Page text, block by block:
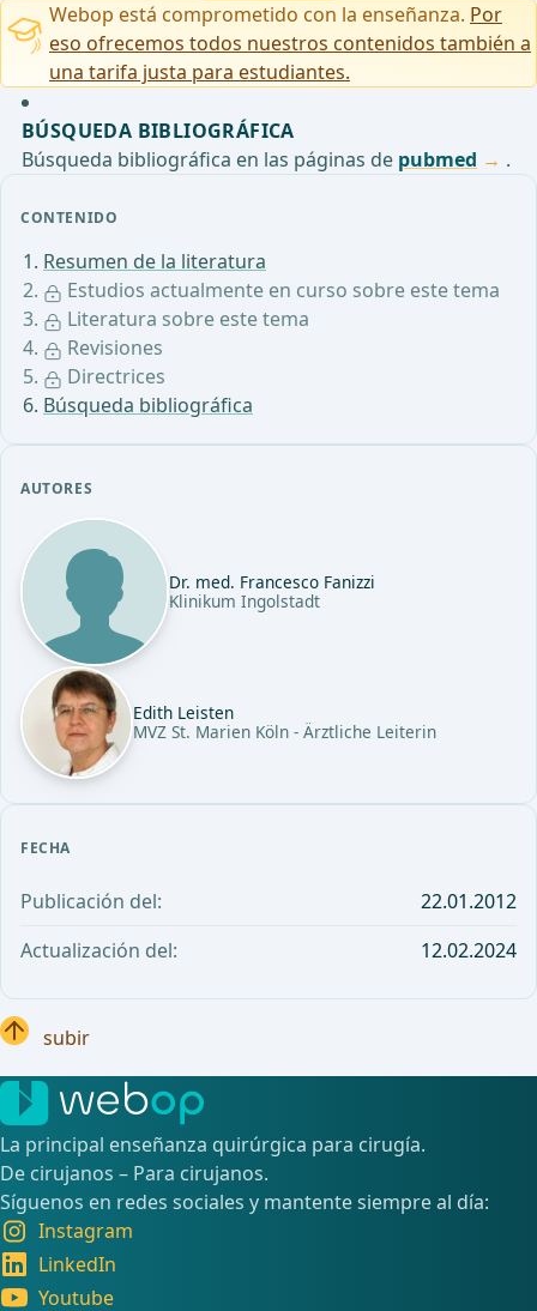
CONTENIDO
Resumen de la literatura
Estudios actualmente en curso sobre este tema
Literatura sobre este tema
Revisiones
Directrices
Búsqueda bibliográfica
AUTORES
Dr. med. Francesco Fanizzi
Klinikum Ingolstadt
Edith Leisten
MVZ St. Marien Köln - Ärztliche Leiterin
FECHA
Publicación del:
22.01.2012
Actualización del:
12.02.2024
Webop está comprometido con la enseñanza. Por
eso ofrecemos todos nuestros contenidos también a
una tarifa justa para estudiantes.
BÚSQUEDA BIBLIOGRÁFICA
Búsqueda bibliográfica en las páginas de pubmed .
subir
La principal enseñanza quirúrgica para cirugía.
De cirujanos – Para cirujanos.
Síguenos en redes sociales y mantente siempre al día:
Instagram
LinkedIn
Youtube